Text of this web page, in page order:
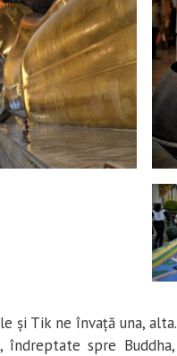
și Tik ne învață una,
îndreptate spre